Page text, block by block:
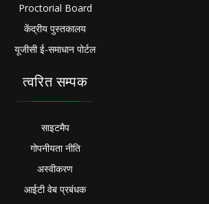
Proctorial Board
केंद्रीय पुस्तकालय
यूजीसी ई-समाधान पोर्टल
त्वरित सम्पक
साइटमैप
गोपनीयता नीति
अस्वीकरण
आईटी वेब प्रबंधक